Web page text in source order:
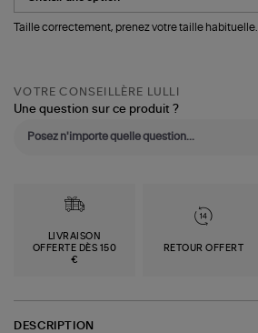
Taille correctement, prenez votre taille habituelle.
VOTRE CONSEILLÈRE LULLI
Une question sur ce produit ?
LIVRAISON
OFFERTE DÈS 150
€
RETOUR OFFERT
DESCRIPTION